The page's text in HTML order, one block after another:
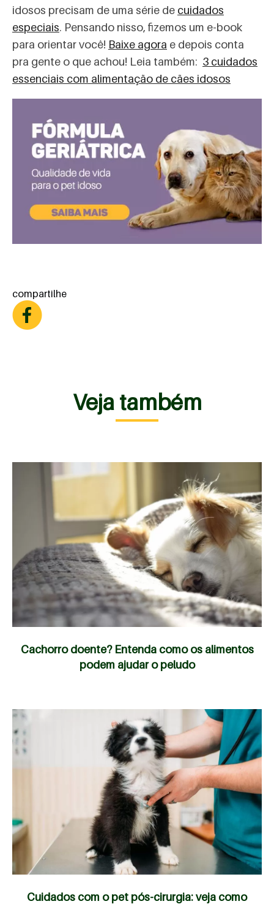
idosos precisam de uma série de cuidados
especiais. Pensando nisso, fizemos um e-book
para orientar você! Baixe agora e depois conta
pra gente o que achou! Leia também: 3 cuidados
essenciais com alimentação de cães idosos
compartilhe
Veja também
Cachorro doente? Entenda como os alimentos
podem ajudar o peludo
Cuidados com o pet pós-cirurgia: veja como